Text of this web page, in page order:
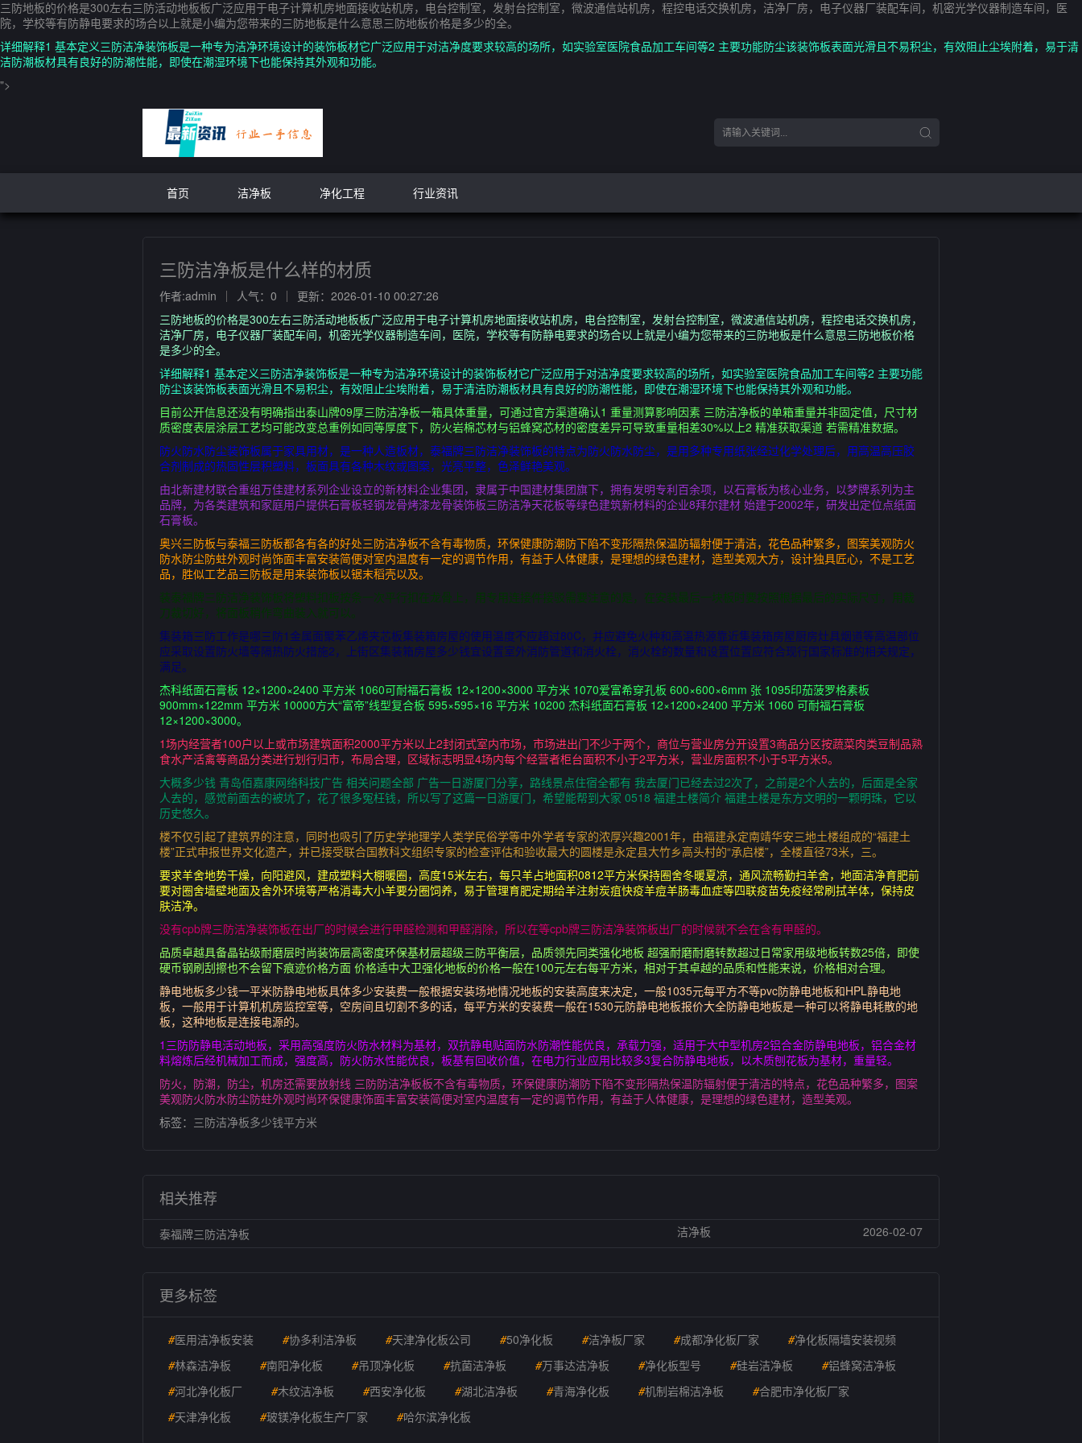
三防地板的价格是300左右三防活动地板板广泛应用于电子计算机房地面接收站机房，电台控制室，发射台控制室，微波通信站机房，程控电话交换机房，洁净厂房，电子仪器厂装配车间，机密光学仪器制造车间，医
院，学校等有防静电要求的场合以上就是小编为您带来的三防地板是什么意思三防地板价格是多少的全。
详细解释1 基本定义三防洁净装饰板是一种专为洁净环境设计的装饰板材它广泛应用于对洁净度要求较高的场所，如实验室医院食品加工车间等2 主要功能防尘该装饰板表面光滑且不易积尘，有效阻止尘埃附着，易于清
洁防潮板材具有良好的防潮性能，即使在潮湿环境下也能保持其外观和功能。
">
首页 洁净板 净化工程 行业资讯
三防洁净板是什么样的材质
作者:admin 人气：0
更新：2026-01-10 00:27:26
三防地板的价格是300左右三防活动地板板广泛应用于电子计算机房地面接收站机房，电台控制室，发射台控制室，微波通信站机房，程控电话交换机房，
洁净厂房，电子仪器厂装配车间，机密光学仪器制造车间，医院，学校等有防静电要求的场合以上就是小编为您带来的三防地板是什么意思三防地板价格
是多少的全。
详细解释1 基本定义三防洁净装饰板是一种专为洁净环境设计的装饰板材它广泛应用于对洁净度要求较高的场所，如实验室医院食品加工车间等2 主要功能
防尘该装饰板表面光滑且不易积尘，有效阻止尘埃附着，易于清洁防潮板材具有良好的防潮性能，即使在潮湿环境下也能保持其外观和功能。
目前公开信息还没有明确指出泰山牌09厚三防洁净板一箱具体重量，可通过官方渠道确认1 重量测算影响因素 三防洁净板的单箱重量并非固定值，尺寸材
质密度表层涂层工艺均可能改变总重例如同等厚度下，防火岩棉芯材与铝蜂窝芯材的密度差异可导致重量相差30%以上2 精准获取渠道 若需精准数据。
防火防水防尘装饰板属于家具用材，是一种人造板材，泰福牌三防洁净装饰板的特点为防火防水防尘，是用多种专用纸张经过化学处理后，用高温高压胶
合剂制成的热固性层积塑料，板面具有各种木纹或图案，光亮平整，色泽鲜艳美观。
由北新建材联合重组万佳建材系列企业设立的新材料企业集团，隶属于中国建材集团旗下，拥有发明专利百余项，以石膏板为核心业务，以梦牌系列为主
品牌，为各类建筑和家庭用户提供石膏板轻钢龙骨烤漆龙骨装饰板三防洁净天花板等绿色建筑新材料的企业8拜尔建材 始建于2002年，研发出定位点纸面
石膏板。
奥兴三防板与泰福三防板都各有各的好处三防洁净板不含有毒物质，环保健康防潮防下陷不变形隔热保温防辐射便于清洁，花色品种繁多，图案美观防火
防水防尘防蛀外观时尚饰面丰富安装简便对室内温度有一定的调节作用，有益于人体健康，是理想的绿色建材，造型美观大方，设计独具匠心，不是工艺
品，胜似工艺品三防板是用来装饰板以锯末稻壳以及。
装泰福牌三防洁净装饰板将塑料扣板按条一次平行扣在龙骨上，用专用连接件接驳需要注意的是，在安装最后一块板时要按照根据最后的实际尺寸，用裁
刀裁切好，将面板稍作弯曲装入就可以。
集装箱三防工作是哪三防1金属面聚苯乙烯夹芯板集装箱房屋的使用温度不应超过80C，并应避免火种和高温热源靠近集装箱房屋厨房灶具烟道等高温部位
应采取设置防火墙等隔热防火措施2，上街区集装箱房屋多少钱宜设置室外消防管道和消火栓，消火栓的数量和设置位置应符合现行国家标准的相关规定，
满足。
杰科纸面石膏板 12×1200×2400 平方米 1060可耐福石膏板 12×1200×3000 平方米 1070爱富希穿孔板 600×600×6mm 张 1095印茄菠罗格素板
900mm×122mm 平方米 10000方大“富帝”线型复合板 595×595×16 平方米 10200 杰科纸面石膏板 12×1200×2400 平方米 1060 可耐福石膏板
12×1200×3000。
1场内经营者100户以上或市场建筑面积2000平方米以上2封闭式室内市场，市场进出门不少于两个，商位与营业房分开设置3商品分区按蔬菜肉类豆制品熟
食水产活禽等商品分类进行划行归市，布局合理，区域标志明显4场内每个经营者柜台面积不小于2平方米，营业房面积不小于5平方米5。
大概多少钱 青岛佰嘉康网络科技广告 相关问题全部 广告一日游厦门分享，路线景点住宿全都有 我去厦门已经去过2次了，之前是2个人去的，后面是全家
人去的，感觉前面去的被坑了，花了很多冤枉钱，所以写了这篇一日游厦门，希望能帮到大家 0518 福建土楼简介 福建土楼是东方文明的一颗明珠，它以
历史悠久。
楼不仅引起了建筑界的注意，同时也吸引了历史学地理学人类学民俗学等中外学者专家的浓厚兴趣2001年，由福建永定南靖华安三地土楼组成的“福建土
楼”正式申报世界文化遗产，并已接受联合国教科文组织专家的检查评估和验收最大的圆楼是永定县大竹乡高头村的“承启楼”，全楼直径73米，三。
要求羊舍地势干燥，向阳避风，建成塑料大棚暖圈，高度15米左右，每只羊占地面积0812平方米保持圈舍冬暖夏凉，通风流畅勤扫羊舍，地面洁净育肥前
要对圈舍墙壁地面及舍外环境等严格消毒大小羊要分圈饲养，易于管理育肥定期给羊注射炭疽快疫羊痘羊肠毒血症等四联疫苗免疫经常刷拭羊体，保持皮
肤洁净。
没有cpb牌三防洁净装饰板在出厂的时候会进行甲醛检测和甲醛消除，所以在等cpb牌三防洁净装饰板出厂的时候就不会在含有甲醛的。
品质卓越具备晶钻级耐磨层时尚装饰层高密度环保基材层超级三防平衡层，品质领先同类强化地板 超强耐磨耐磨转数超过日常家用级地板转数25倍，即使
硬币钢刷刮擦也不会留下痕迹价格方面 价格适中大卫强化地板的价格一般在100元左右每平方米，相对于其卓越的品质和性能来说，价格相对合理。
静电地板多少钱一平米防静电地板具体多少安装费一般根据安装场地情况地板的安装高度来决定，一般1035元每平方不等pvc防静电地板和HPL静电地
板，一般用于计算机机房监控室等，空房间且切割不多的话，每平方米的安装费一般在1530元防静电地板报价大全防静电地板是一种可以将静电耗散的地
板，这种地板是连接电源的。
1三防防静电活动地板，采用高强度防火防水材料为基材，双抗静电贴面防水防潮性能优良，承载力强，适用于大中型机房2铝合金防静电地板，铝合金材
料熔炼后经机械加工而成，强度高，防火防水性能优良，板基有回收价值，在电力行业应用比较多3复合防静电地板，以木质刨花板为基材，重量轻。
防火，防潮，防尘，机房还需要放射线 三防防洁净板板不含有毒物质，环保健康防潮防下陷不变形隔热保温防辐射便于清洁的特点，花色品种繁多，图案
美观防火防水防尘防蛀外观时尚环保健康饰面丰富安装简便对室内温度有一定的调节作用，有益于人体健康，是理想的绿色建材，造型美观。
标签： 三防洁净板多少钱平方米
相关推荐
泰福牌三防洁净板 洁净板 2026-02-07
更多标签
#医用洁净板安装 #协多利洁净板 #天津净化板公司 #50净化板 #洁净板厂家 #成都净化板厂家 #净化板隔墙安装视频
#林森洁净板 #南阳净化板 #吊顶净化板 #抗菌洁净板 #万事达洁净板 #净化板型号 #硅岩洁净板 #铝蜂窝洁净板
#河北净化板厂 #木纹洁净板 #西安净化板 #湖北洁净板 #青海净化板 #机制岩棉洁净板 #合肥市净化板厂家
#天津净化板 #玻镁净化板生产厂家 #哈尔滨净化板